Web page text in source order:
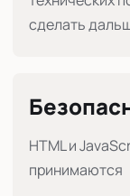
сделать
HTML и
принимаются